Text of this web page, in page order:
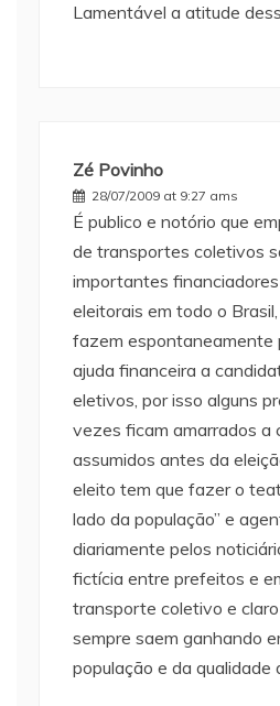
Lamentável a atitude
Zé Povinho
28/07/2009 at 9:27 ams
É publico e notório que
de transportes coletivos
importantes
eleitorais em todo o
fazem espontaneamente
ajuda financeira a
eletivos, por isso alguns
vezes ficam amarrados a
assumidos antes da
eleito tem que fazer o
lado da população” e
diariamente pelos
fictícia entre prefeitos e
transporte coletivo e
sempre saem ganhando
população e da qualidade